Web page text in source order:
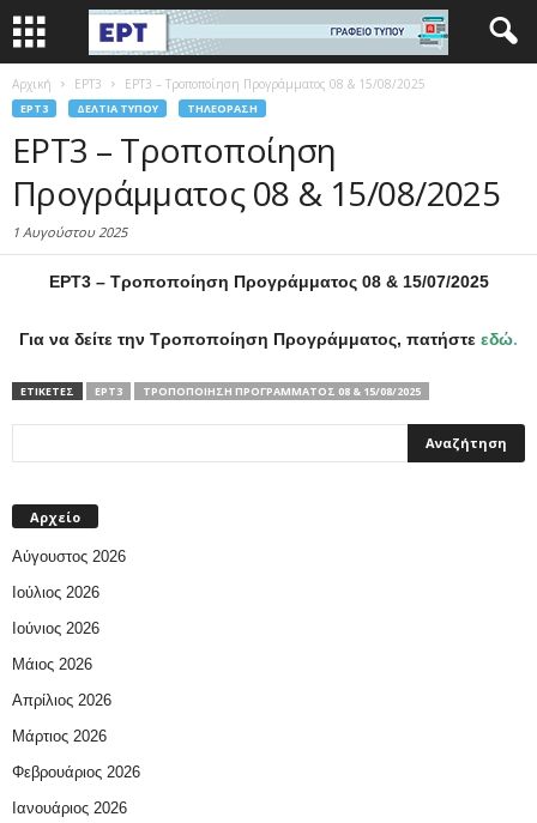
Αρχική EΡΤ3 ΕΡΤ3 – Τροποποίηση Προγράμματος 08 & 15/08/2025
EΡΤ3 ΔΕΛΤΊΑ ΤΎΠΟΥ ΤΗΛΕΌΡΑΣΗ
ΕΡΤ3 – Τροποποίηση
Προγράμματος 08 & 15/08/2025
1 Αυγούστου 2025
ΕΡΤ3 – Τροποποίηση Προγράμματος 08 & 15/07/2025
Για να δείτε την Τροποποίηση Προγράμματος, πατήστε εδώ.
ΕΤΙΚΕΤΕΣ ΕΡΤ3 ΤΡΟΠΟΠΟΊΗΣΗ ΠΡΟΓΡΆΜΜΑΤΟΣ 08 & 15/08/2025
Αρχείο
Αύγουστος 2026
Ιούλιος 2026
Ιούνιος 2026
Μάιος 2026
Απρίλιος 2026
Μάρτιος 2026
Φεβρουάριος 2026
Ιανουάριος 2026